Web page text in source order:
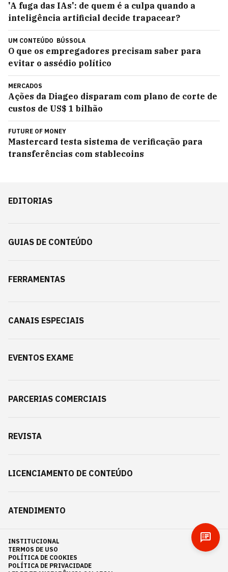
'A fuga das IAs': de quem é a culpa quando a
inteligência artificial decide trapacear?
UM CONTEÚDO BÚSSOLA
O que os empregadores precisam saber para
evitar o assédio político
MERCADOS
Ações da Diageo disparam com plano de corte de
custos de US$ 1 bilhão
FUTURE OF MONEY
Mastercard testa sistema de verificação para
transferências com stablecoins
EDITORIAS
GUIAS DE CONTEÚDO
FERRAMENTAS
CANAIS ESPECIAIS
EVENTOS EXAME
PARCERIAS COMERCIAIS
REVISTA
LICENCIAMENTO DE CONTEÚDO
ATENDIMENTO
INSTITUCIONAL
TERMOS DE USO
POLÍTICA DE COOKIES
POLÍTICA DE PRIVACIDADE